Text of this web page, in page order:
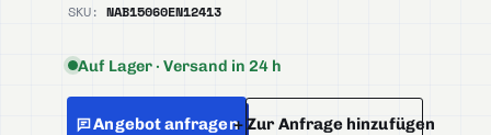
SKU: NAB15060EN12413
Auf Lager · Versand in 24 h
Angebot anfragen+ Zur Anfrage hinzufügen